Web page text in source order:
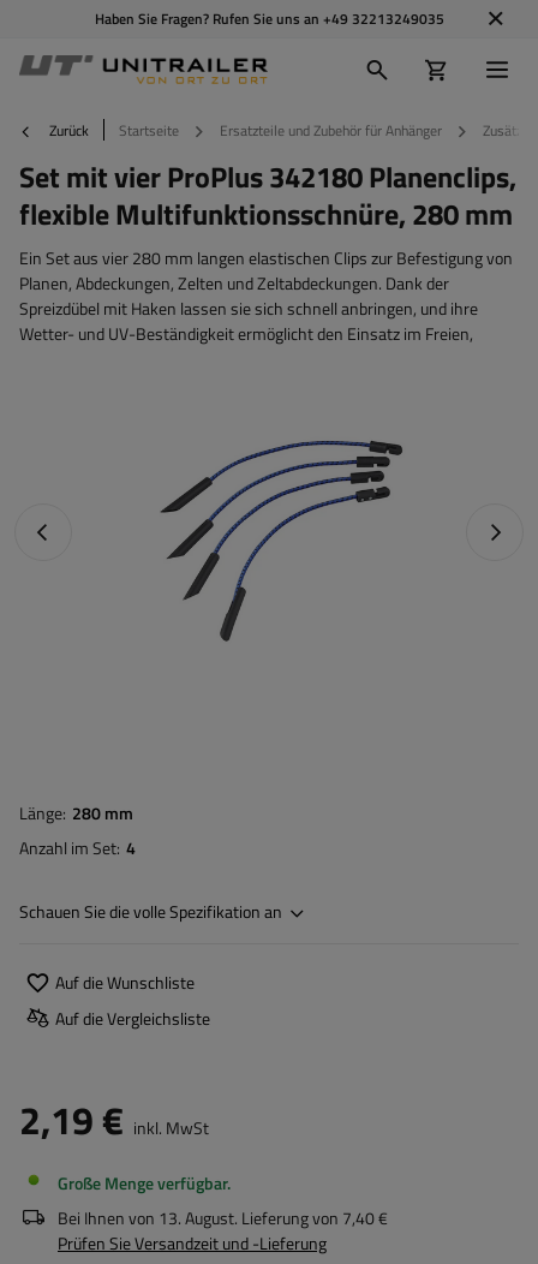
Haben Sie Fragen? Rufen Sie uns an +49 32213249035
Zurück Startseite Ersatzteile und Zubehör für Anhänger
Set mit vier ProPlus 342180 Planenclips,
flexible Multifunktionsschnüre, 280 mm
Ein Set aus vier 280 mm langen elastischen Clips zur Befestigung von
Planen, Abdeckungen, Zelten und Zeltabdeckungen. Dank der
Spreizdübel mit Haken lassen sie sich schnell anbringen, und ihre
Wetter- und UV-Beständigkeit ermöglicht den Einsatz im Freien,
Vorheriges Foto
Länge 280 mm
Anzahl im Set 4
Schauen Sie die volle Spezifikation an
Auf die Wunschliste
Auf die Vergleichsliste
2,19 € inkl. MwSt
Große Menge verfügbar
Bei Ihnen von 13. August. Lieferung von 7,40 €
Prüfen Sie Versandzeit und -Lieferung